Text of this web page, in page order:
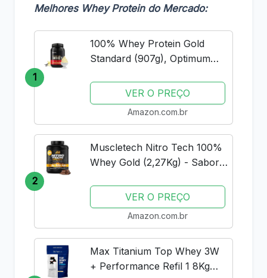
Melhores Whey Protein do Mercado:
1
100% Whey Protein Gold
Standard (907g), Optimum
VER O PREÇO
Amazon.com.br
2
Muscletech Nitro Tech 100%
Whey Gold (2,27Kg) - Sabor
Muscle TechVER O PREÇO
Amazon.com.br
Max Titanium Top Whey 3W
+ Performance Refil 1 8Kg